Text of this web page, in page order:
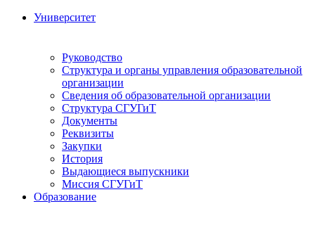
Университет
Руководство
Структура и органы управления образовательной
организации
Сведения об образовательной организации
Структура СГУГиТ
Документы
Реквизиты
Закупки
История
Выдающиеся выпускники
Миссия СГУГиТ
Образование